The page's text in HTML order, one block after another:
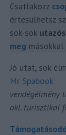
Csatlakozz cs
értesülhetsz
sok-sok utazós
meg
Jó utat, sok
Mr Spabook
vendégélmény
okl. turisztikai